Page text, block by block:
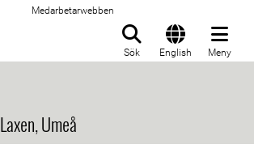
Medarbetarwebben
Sök English Meny
Laxen, Umeå